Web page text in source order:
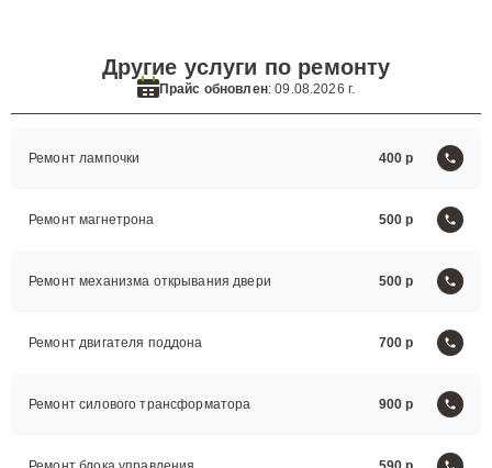
Другие услуги по ремонту
Прайс обновлен: 09.08.2026 г.
Ремонт лампочки 400
Ремонт магнетрона 500
Ремонт механизма открывания двери 500
Ремонт двигателя поддона 700
Ремонт силового трансформатора 900